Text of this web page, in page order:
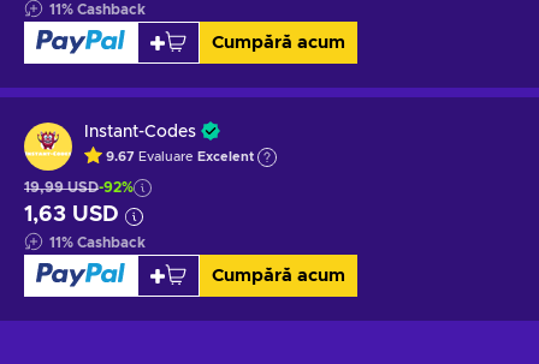
11% Cashback
Cumpără acum
Instant-Codes
9.67 Evaluare Excelent
19,99 USD-92%
1,63 USD
11% Cashback
Cumpără acum